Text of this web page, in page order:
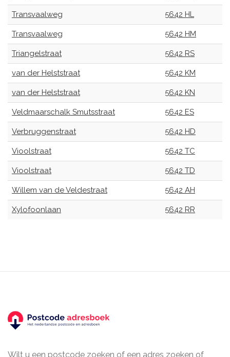
Transvaalweg 5642 HL
Transvaalweg 5642 HM
Triangelstraat 5642 RS
van der Helststraat 5642 KM
van der Helststraat 5642 KN
Veldmaarschalk Smutsstraat 5642 ES
Verbruggenstraat 5642 HD
Vioolstraat 5642 TC
Vioolstraat 5642 TD
Willem van de Veldestraat 5642 AH
Xylofoonlaan 5642 RR
Wilt u een postcode zoeken of een adres zoeken of